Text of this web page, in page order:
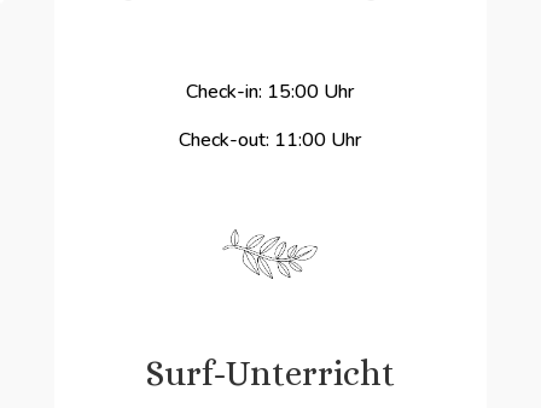
Check-in: 15:00 Uhr
Check-out: 11:00 Uhr
Surf-Unterricht